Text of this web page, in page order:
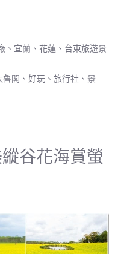
、 宜蘭、花蓮、台東旅遊景
魯閣 、好玩 、旅行社 、 景
谷花海賞螢